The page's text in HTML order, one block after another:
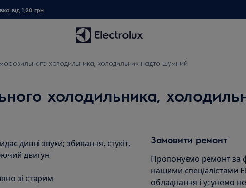
від 1,20 грн
холодильника, холодильник надто шумний
холодильника,
дивні звуки; збивання, стукіт,
двигун
зі старим
Замовити ремонт
Пропонуємо ремонт за
нашими спеціалістами
обладнання і усунемо